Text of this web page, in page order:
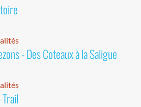
- Des Coteaux à la Saligue